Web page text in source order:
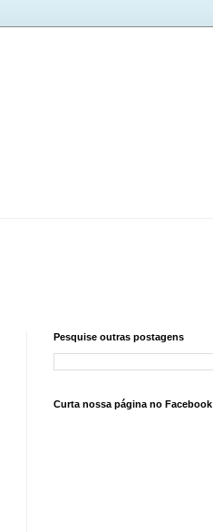
Pesquise outras postagens
Curta nossa página no Facebook